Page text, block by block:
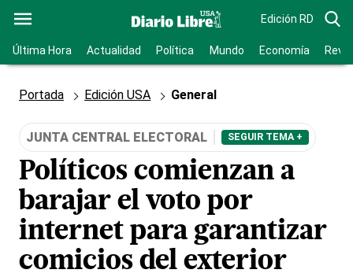
Edición RD
Última Hora Actualidad Política Mundo Economía
Portada Edición USA General
JUNTA CENTRAL ELECTORAL SEGUIR TEMA +
Políticos comienzan a
barajar el voto por
internet para garantizar
comicios del exterior